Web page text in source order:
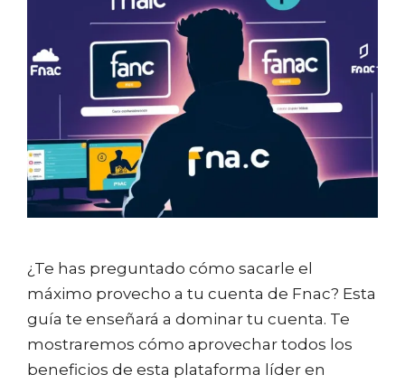
¿Te has preguntado cómo sacarle el
máximo provecho a tu cuenta de Fnac? Esta
guía te enseñará a dominar tu cuenta. Te
mostraremos cómo aprovechar todos los
beneficios de esta plataforma líder en